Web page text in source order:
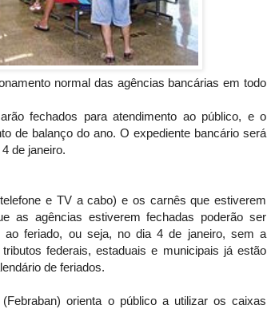
normal das agências bancárias em todo
fechados para atendimento ao público, e o
de balanço do ano. O expediente bancário será
de janeiro.
e TV a cabo) e os carnês que estiverem
as agências estiverem fechadas poderão ser
ao feriado, ou seja, no dia 4 de janeiro, sem a
federais, estaduais e municipais já estão
de feriados.
orienta o público a utilizar os caixas